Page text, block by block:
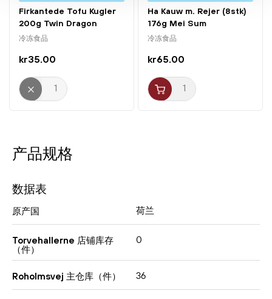
产品规格
数据表
原产国 荷兰
Torvehallerne 店铺库存
（件）
0
Roholmsvej 主仓库（件） 36
Firkantede Tofu Kugler
200g Twin Dragon
冷冻食品
kr35.00
Ha Kauw m. Rejer (8stk)
176g Mei Sum
冷冻食品
kr65.00